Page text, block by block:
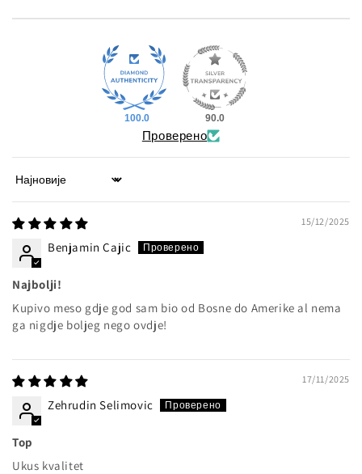
100.0 90.0
Проверено
Sort by
15/12/2025
Benjamin Cajic
Najbolji!
Kupivo meso gdje god sam bio od Bosne do Amerike al nema
ga nigdje boljeg nego ovdje!
17/11/2025
Zehrudin Selimovic
Top
Ukus kvalitet